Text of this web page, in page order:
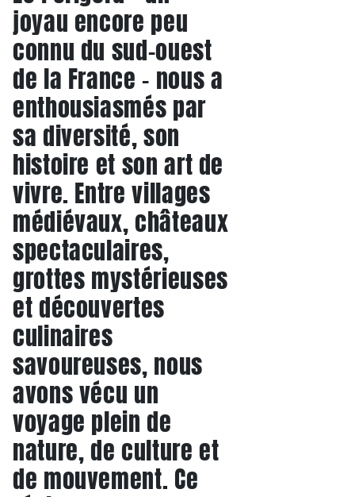
joyau encore peu
connu du sud-ouest
de la France - nous a
enthousiasmés par
sa diversité, son
histoire et son art de
vivre. Entre villages
médiévaux, châteaux
spectaculaires,
grottes mystérieuses
et découvertes
culinaires
savoureuses, nous
avons vécu un
voyage plein de
nature, de culture et
de mouvement. Ce